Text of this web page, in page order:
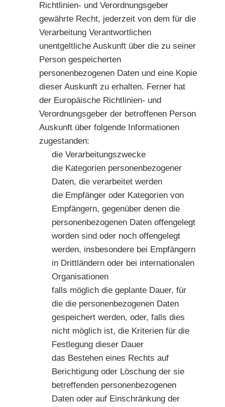
Richtlinien- und Verordnungsgeber
gewährte Recht, jederzeit von dem für die
Verarbeitung Verantwortlichen
unentgeltliche Auskunft über die zu seiner
Person gespeicherten
personenbezogenen Daten und eine Kopie
dieser Auskunft zu erhalten. Ferner hat
der Europäische Richtlinien- und
Verordnungsgeber der betroffenen Person
Auskunft über folgende Informationen
zugestanden:
die Verarbeitungszwecke
die Kategorien personenbezogener
Daten, die verarbeitet werden
die Empfänger oder Kategorien von
Empfängern, gegenüber denen die
personenbezogenen Daten offengelegt
worden sind oder noch offengelegt
werden, insbesondere bei Empfängern
in Drittländern oder bei internationalen
Organisationen
falls möglich die geplante Dauer, für
die die personenbezogenen Daten
gespeichert werden, oder, falls dies
nicht möglich ist, die Kriterien für die
Festlegung dieser Dauer
das Bestehen eines Rechts auf
Berichtigung oder Löschung der sie
betreffenden personenbezogenen
Daten oder auf Einschränkung der